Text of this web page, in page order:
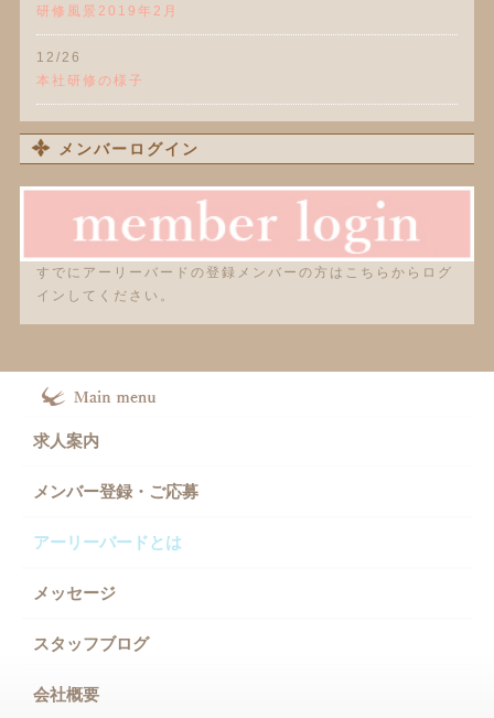
研修風景2019年2月
12/26
本社研修の様子
メンバーログイン
すでにアーリーバードの登録メンバーの方はこちらからログ
インしてください。
求人案内
メンバー登録・ご応募
アーリーバードとは
メッセージ
スタッフブログ
会社概要